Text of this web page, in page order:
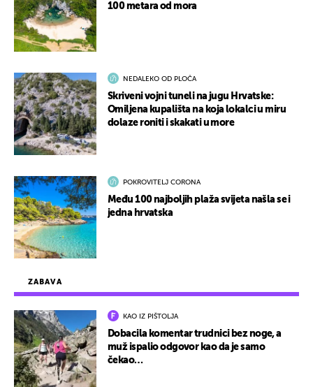
ZABAVA
KAO IZ PIŠTOLJA
Dobacila komentar trudnici bez noge, a
muž ispalio odgovor kao da je samo
čekao…
100 metara od mora
NEDALEKO OD PLOČA
Skriveni vojni tuneli na jugu Hrvatske:
Omiljena kupališta na koja lokalci u miru
dolaze roniti i skakati u more
POKROVITELJ CORONA
Među 100 najboljih plaža svijeta našla se i
jedna hrvatska